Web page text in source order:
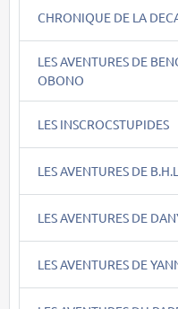
CHRONIQUE DE LA
LES AVENTURES DE
OBONO
LES INSCROCSTUPIDES
LES AVENTURES DE
LES AVENTURES DE
LES AVENTURES DE